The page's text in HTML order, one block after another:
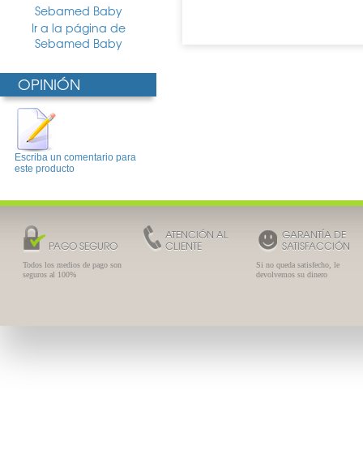
Sebamed Baby
Ir a la página de
Sebamed Baby
OPINIÓN
Escriba un comentario para
este producto
PAGO SEGURO
Todos los medios de pago son
seguros al 100%
ATENCIÓN AL
CLIENTE
GARANTÍA DE
SATISFACCIÓN
Si no queda satisfecho, le
devolvemos su dinero